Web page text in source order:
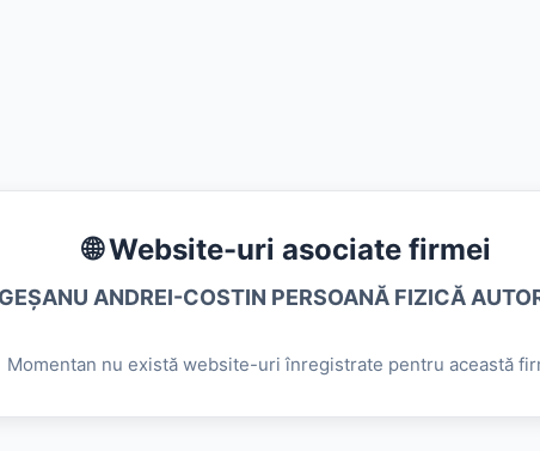
🌐 Website-uri asociate firmei
ANDREI-COSTIN PERSOANĂ FIZICĂ
Momentan nu există website-uri înregistrate pentru această